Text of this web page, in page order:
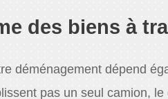
des biens à
déménagement dépend
pas un seul camion,